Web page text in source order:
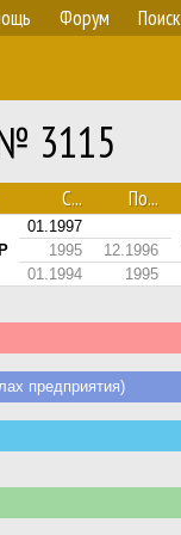
Форум Поиск
3115
С... По...
01.1997
1995 12.1996
01.1994 1995
предприятия)